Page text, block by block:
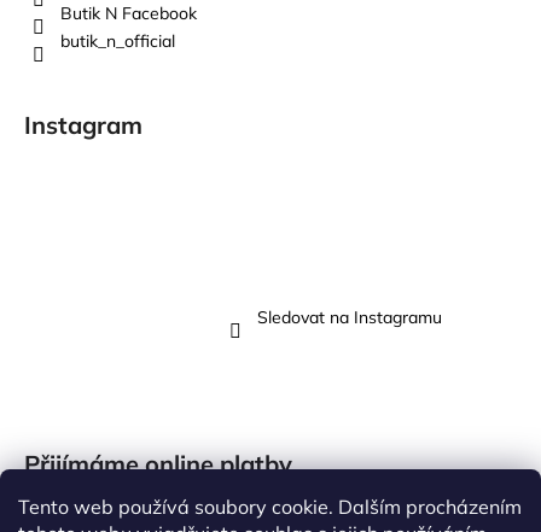
Tento web používá soubory cookie. Dalším procházením
Butik N Facebook
butik_n_official
Instagram
Sledovat na Instagramu
Přijímáme online platby